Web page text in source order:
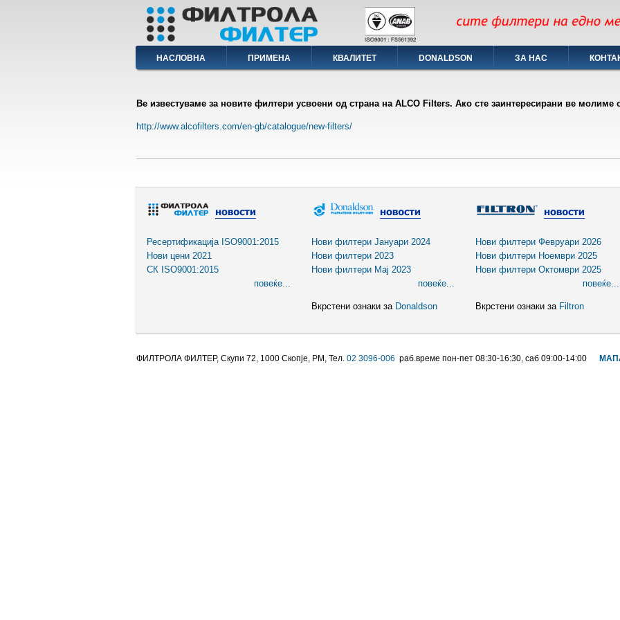
Main
navigation
НАСЛОВНА ПРИМЕНА КВАЛИТЕТ DONALDSON ЗА НАС
Ве известуваме за новите филтери усвоени од страна на ALCO Filters. Ако сте заинтeресирани ве молиме
http://www.alcofilters.com/en-gb/catalogue/new-filters/
Ресертификација ISO9001:2015
Нови цени 2021
СК ISO9001:2015
повеќе...
Нови филтери Јануари 2024
Нови филтери 2023
Нови филтери Мај 2023
повеќе...
Вкрстени ознаки за Donaldson
Нови филтери Февруари 2026
Нови филтери Ноември 2025
Нови филтери Октомври 2025
повеќе...
Вкрстени ознаки за Filtron
ФИЛТРОЛА ФИЛТЕР, Скупи 72, 1000 Скопје, РМ, Тел. 02 3096-006 раб.време пон-пет 08:30-16:30, саб 09:00-14:00